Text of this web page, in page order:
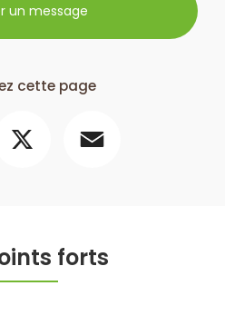
un message
cette page
forts